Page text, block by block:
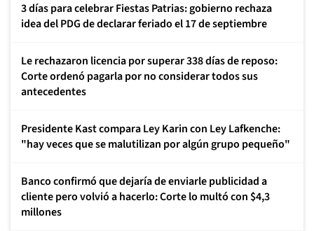
3 días para celebrar Fiestas Patrias: gobierno rechaza
idea del PDG de declarar feriado el 17 de septiembre
Le rechazaron licencia por superar 338 días de reposo:
Corte ordenó pagarla por no considerar todos sus
antecedentes
Presidente Kast compara Ley Karin con Ley Lafkenche:
"hay veces que se malutilizan por algún grupo pequeño"
Banco confirmó que dejaría de enviarle publicidad a
cliente pero volvió a hacerlo: Corte lo multó con $4,3
millones